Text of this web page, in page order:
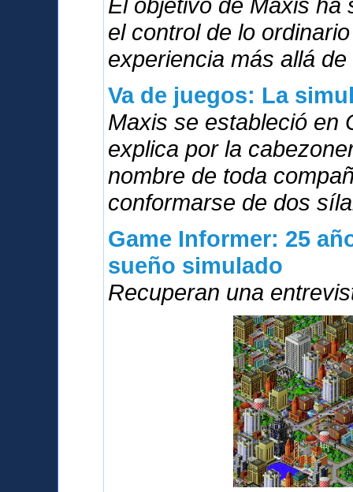
El objetivo de Maxis ha
el control de lo
experiencia más allá
Va de juegos: La
Maxis se estableció en
explica por la
nombre de toda
conformarse de dos
Game Informer: 25
sueño simulado
Recuperan una